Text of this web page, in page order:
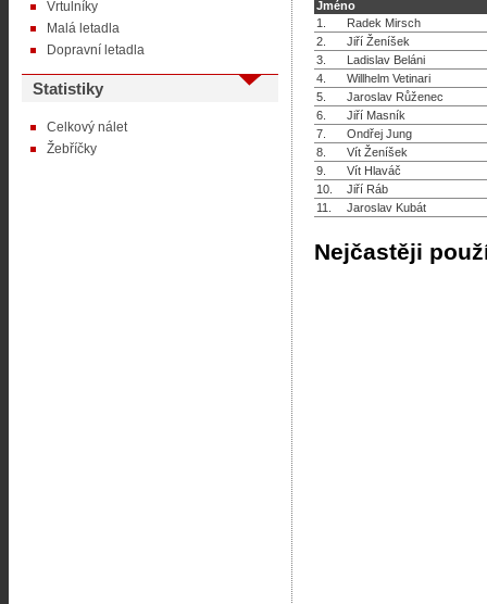
Vrtulníky
Malá letadla
Dopravní letadla
Statistiky
Celkový nálet
Žebříčky
Jméno
1.
Radek Mirsch
2.
Jiří Ženíšek
3.
Ladislav Beláni
4.
Willhelm Vetinari
5.
Jaroslav Růženec
6.
Jiří Masník
7.
Ondřej Jung
8.
Vít Ženíšek
9.
Vít Hlaváč
10.
Jiří Ráb
11.
Jaroslav Kubát
Nejčastěji